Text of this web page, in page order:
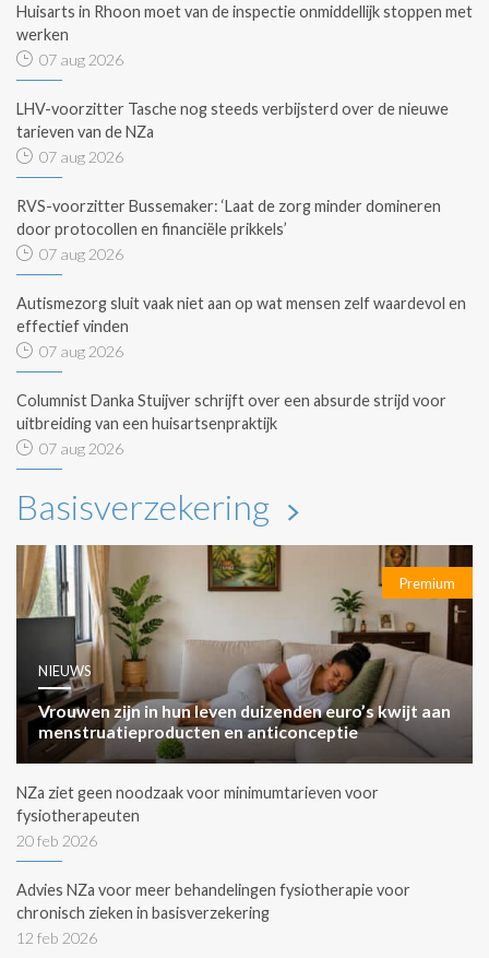
Huisarts in Rhoon moet van de inspectie onmiddellijk stoppen met
werken
07 aug 2026
LHV-voorzitter Tasche nog steeds verbijsterd over de nieuwe
tarieven van de NZa
07 aug 2026
RVS-voorzitter Bussemaker: ‘Laat de zorg minder domineren
door protocollen en financiële prikkels’
07 aug 2026
Autismezorg sluit vaak niet aan op wat mensen zelf waardevol en
effectief vinden
07 aug 2026
Columnist Danka Stuijver schrijft over een absurde strijd voor
uitbreiding van een huisartsenpraktijk
07 aug 2026
Basisverzekering
Premium
NIEUWS
Vrouwen zijn in hun leven duizenden euro’s kwijt aan
menstruatieproducten en anticonceptie
NZa ziet geen noodzaak voor minimumtarieven voor
fysiotherapeuten
20 feb 2026
Advies NZa voor meer behandelingen fysiotherapie voor
chronisch zieken in basisverzekering
12 feb 2026